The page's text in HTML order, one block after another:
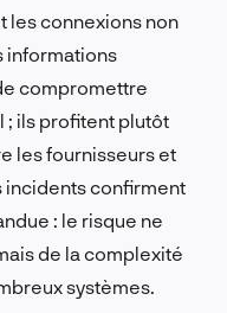
les connexions non
informations
compromettre
; ils profitent plutôt
les fournisseurs et
incidents confirment
: le risque ne
de la complexité
systèmes.